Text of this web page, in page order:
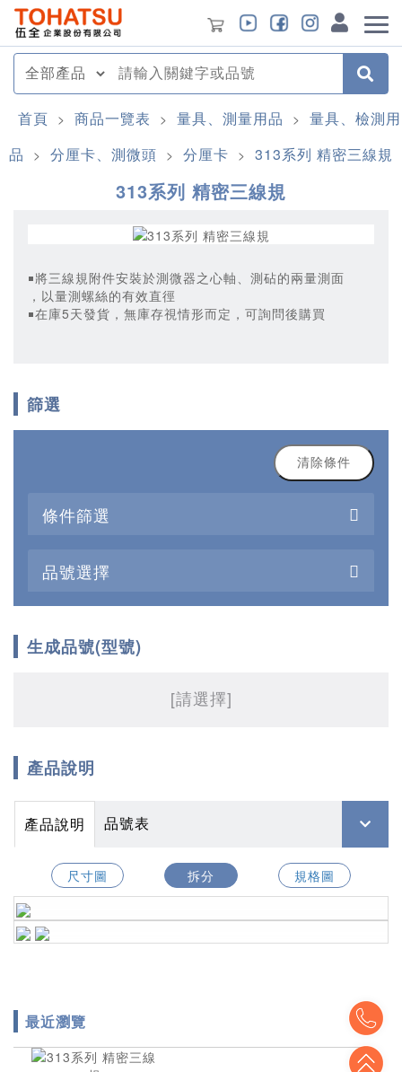
首頁 > 商品一覽表 > 量具、測量用品 > 量具、檢測用
品
> 分厘卡、測微頭 > 分厘卡 > 313系列 精密三線規
313系列 精密三線規
￭將三線規附件安裝於測微器之心軸、測砧的兩量測面
，以量測螺絲的有效直徑
￭在庫5天發貨，無庫存視情形而定，可詢問後購買
篩選
清除條件
條件篩選
品號選擇
生成品號(型號)
[請選擇]
產品說明
產品說明 品號表
尺寸圖 拆分 規格圖
最近瀏覽